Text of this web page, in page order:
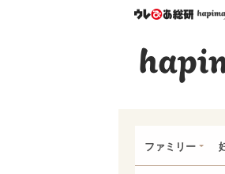
ウレ
ファミリー